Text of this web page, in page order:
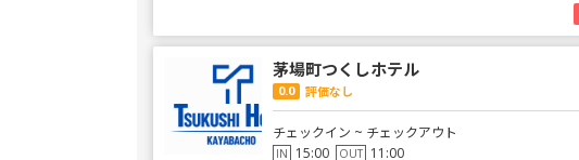
茅場町つくしホテル
0.0 評価なし
チェックイン ~ チェックアウト
IN 15:00 OUT 11:00